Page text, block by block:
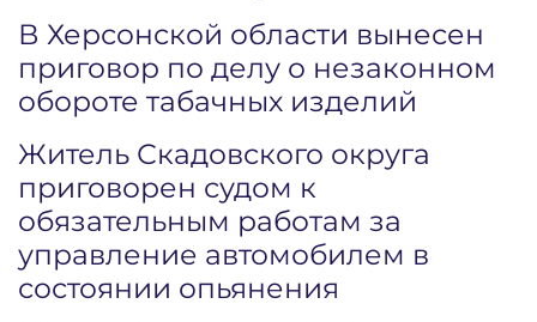
В Херсонской области вынесен
приговор по делу о незаконном
обороте табачных изделий
Житель Скадовского округа
приговорен судом к
обязательным работам за
управление автомобилем в
состоянии опьянения